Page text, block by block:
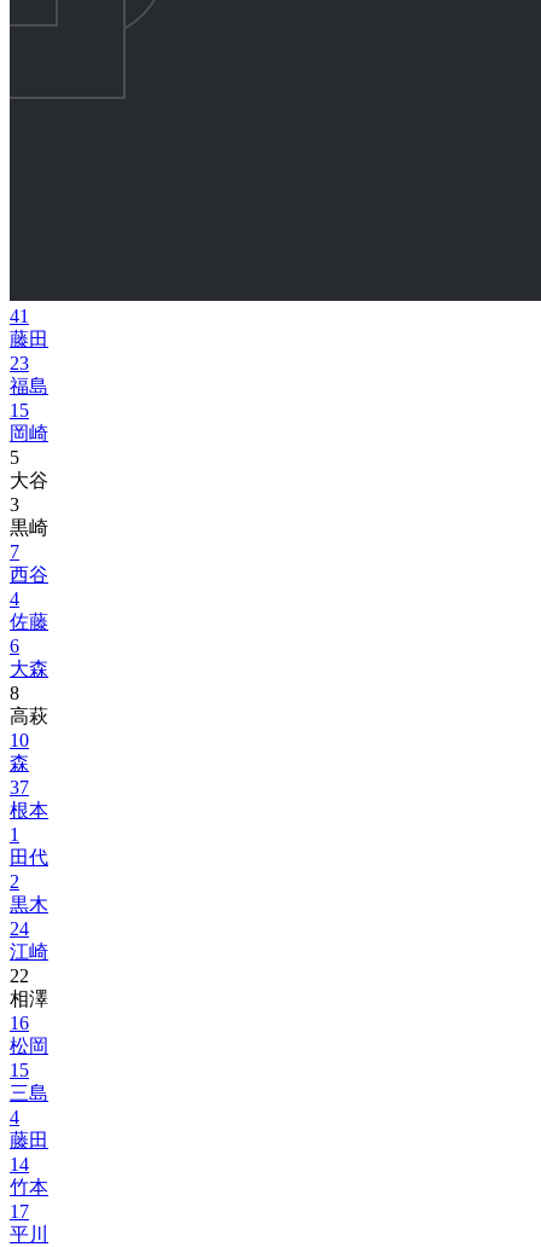
41
藤田
23
福島
15
岡崎
5
大谷
3
黒崎
7
西谷
4
佐藤
6
大森
8
高萩
10
森
37
根本
1
田代
2
黒木
24
江崎
22
相澤
16
松岡
15
三島
4
藤田
14
竹本
17
平川